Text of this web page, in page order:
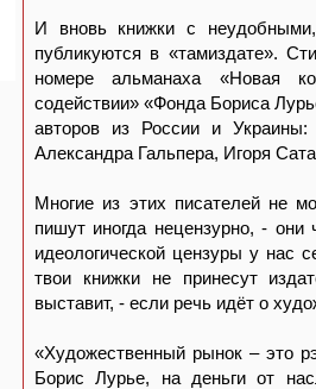
И вновь книжки с
публикуются в «тамиздате».
номере альманаха «Новая
содействии» «Фонда Бориса
авторов из России и
Александра Гальпера, Игоря
Многие из этих писателей не
пишут иногда нецензурно, - они
идеологической цензуры у нас
твои книжки не принесут
выставит, - если речь идёт о
«Художественный рынок – это
Борис Лурье, на деньги от